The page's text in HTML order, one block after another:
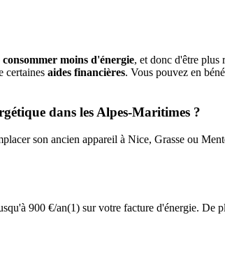
consommer moins d'énergie, et donc d'être plus
certaines aides financières. Vous pouvez en
dans les Alpes-Maritimes ?
son ancien appareil à Nice, Grasse ou
900 €/an(1) sur votre facture d'énergie.